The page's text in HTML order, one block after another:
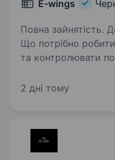
E-wings
Повна зайнятість.
Що потрібно
та контролювати
мотивація,
2 дні тому